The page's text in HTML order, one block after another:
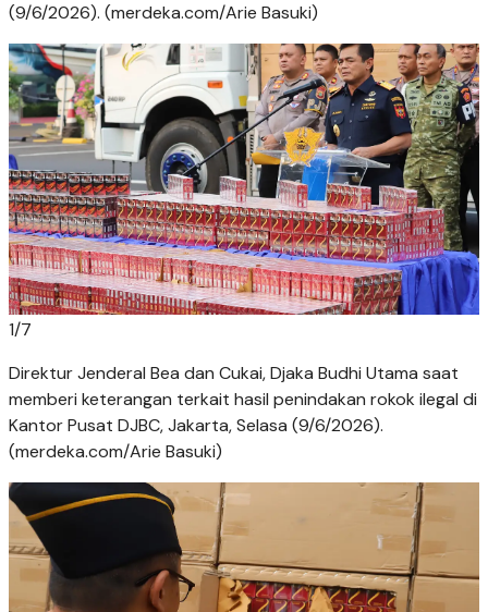
(9/6/2026). (merdeka.com/Arie Basuki)
1/7
Direktur Jenderal Bea dan Cukai, Djaka Budhi Utama saat
memberi keterangan terkait hasil penindakan rokok ilegal di
Kantor Pusat DJBC, Jakarta, Selasa (9/6/2026).
(merdeka.com/Arie Basuki)